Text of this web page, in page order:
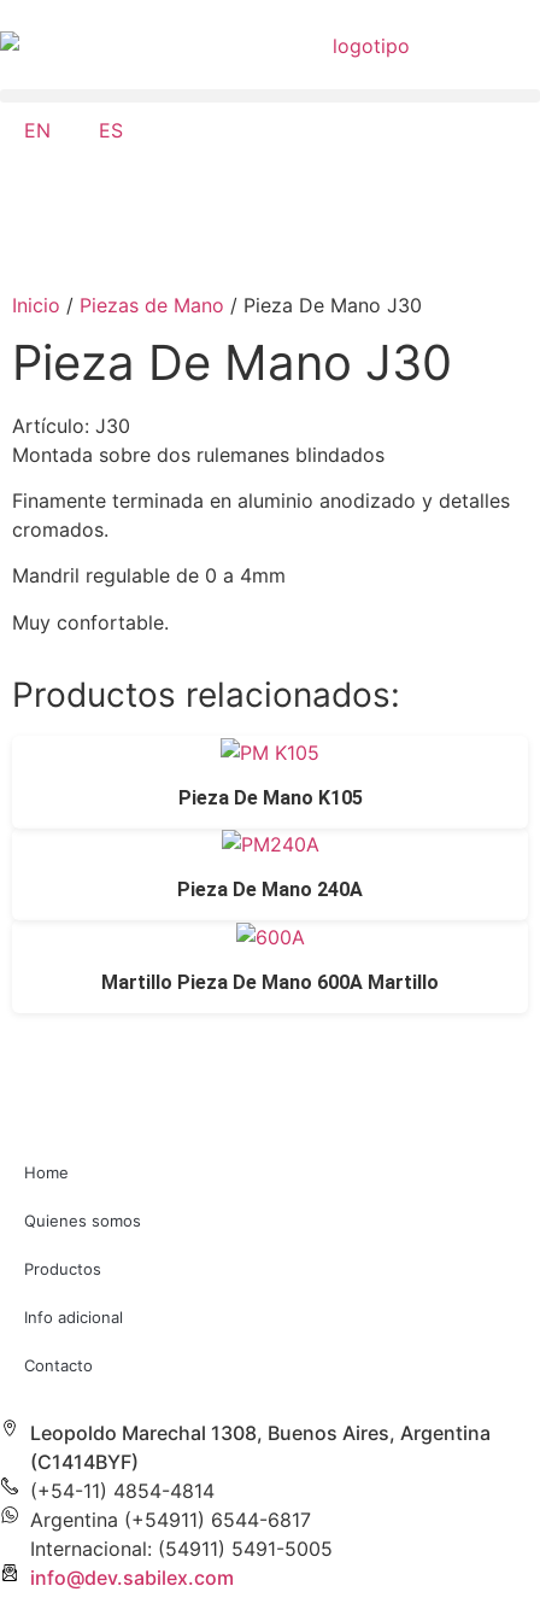
EN ES
Inicio / Piezas de Mano / Pieza De Mano J30
Pieza De Mano J30
Artículo: J30
Montada sobre dos rulemanes blindados
Finamente terminada en aluminio anodizado y detalles
cromados.
Mandril regulable de 0 a 4mm
Muy confortable.
Productos relacionados:
Pieza De Mano K105
Pieza De Mano 240A
Martillo Pieza De Mano 600A Martillo
Home
Quienes somos
Productos
Info adicional
Contacto
Leopoldo Marechal 1308, Buenos Aires, Argentina
(C1414BYF)
(+54-11) 4854-4814
Argentina (+54911) 6544-6817
Internacional: (54911) 5491-5005
info@dev.sabilex.com